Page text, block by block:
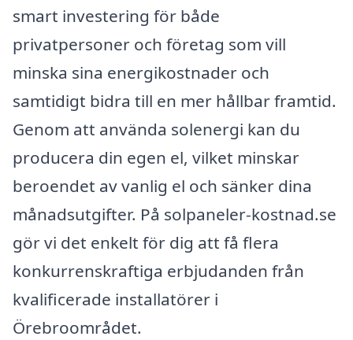
smart investering för både
privatpersoner och företag som vill
minska sina energikostnader och
samtidigt bidra till en mer hållbar framtid.
Genom att använda solenergi kan du
producera din egen el, vilket minskar
beroendet av vanlig el och sänker dina
månadsutgifter. På solpaneler-kostnad.se
gör vi det enkelt för dig att få flera
konkurrenskraftiga erbjudanden från
kvalificerade installatörer i
Örebroområdet.